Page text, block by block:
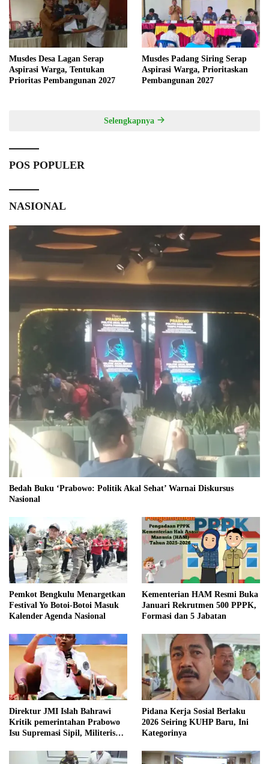
Musdes Desa Lagan Serap
Aspirasi Warga, Tentukan
Prioritas Pembangunan 2027
Musdes Padang Siring Serap
Aspirasi Warga, Prioritaskan
Pembangunan 2027
Selengkapnya
POS POPULER
NASIONAL
Bedah Buku ‘Prabowo: Politik Akal Sehat’ Warnai Diskursus
Nasional
Pemkot Bengkulu Menargetkan
Festival Yo Botoi-Botoi Masuk
Kalender Agenda Nasional
Kementerian HAM Resmi Buka
Januari Rekrutmen 500 PPPK,
Formasi dan 5 Jabatan
Direktur JMI Islah Bahrawi
Kritik pemerintahan Prabowo
Isu Supremasi Sipil, Militerisasi,
Pidana Kerja Sosial Berlaku
2026 Seiring KUHP Baru, Ini
Kategorinya